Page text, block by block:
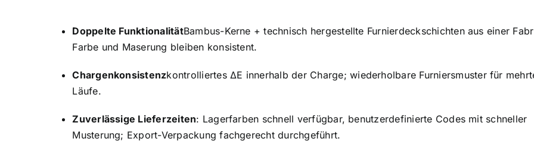
Doppelte FunktionalitätBambus-Kerne + technisch hergestellte Furnierdeckschichten aus einer
Farbe und Maserung bleiben konsistent.
Chargenkonsistenzkontrolliertes ΔE innerhalb der Charge; wiederholbare Furniersmuster für
Läufe.
Zuverlässige Lieferzeiten: Lagerfarben schnell verfügbar, benutzerdefinierte Codes mit schneller
Musterung; Export-Verpackung fachgerecht durchgeführt.